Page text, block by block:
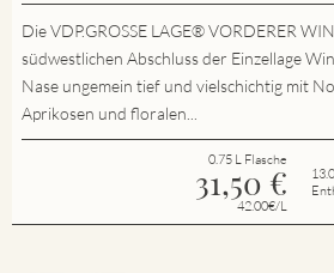
Die VDP.GROSSE LAGE® VORDERER
südwestlichen Abschluss der Einzellage
Nase ungemein tief und vielschichtig mit
Aprikosen und floralen...
0.75 L Flasche
31,50 €
42.00€/L